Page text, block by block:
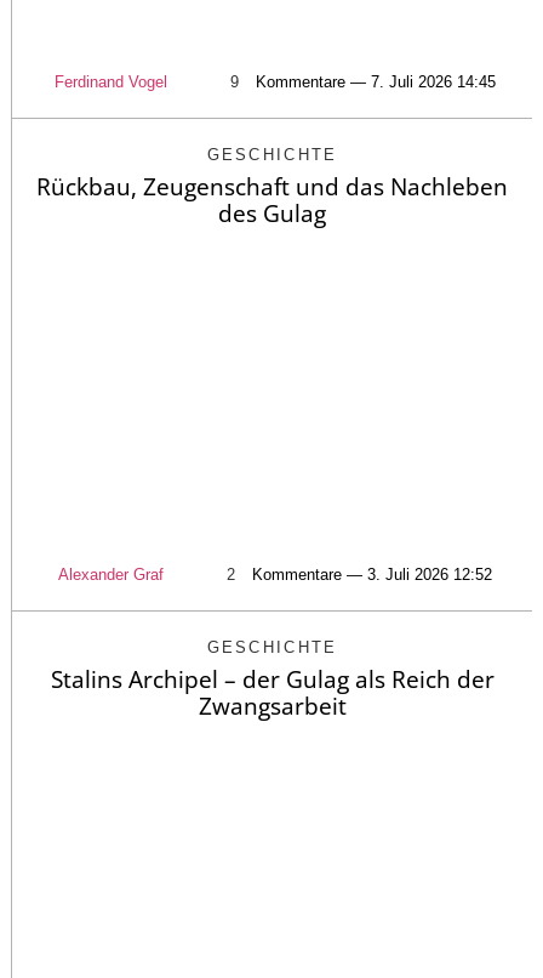
Ferdinand Vogel 9 Kommentare — 7. Juli 2026 14:45
GESCHICHTE
Rückbau, Zeugenschaft und das Nachleben
des Gulag
Alexander Graf 2 Kommentare — 3. Juli 2026 12:52
GESCHICHTE
Stalins Archipel – der Gulag als Reich der
Zwangsarbeit